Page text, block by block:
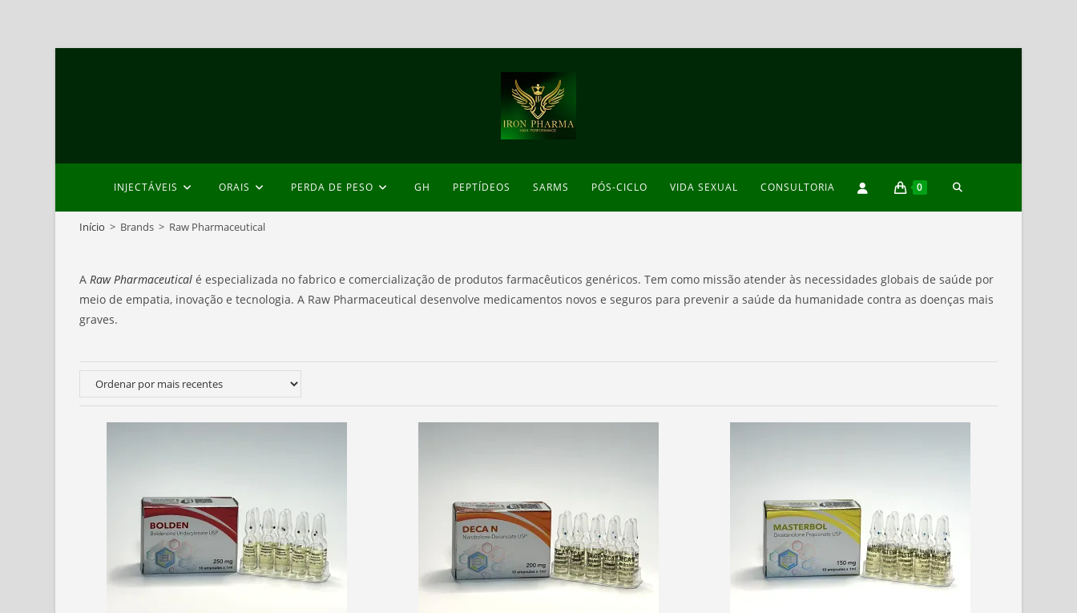
INJECTÁVEIS ORAIS PERDA DE PESO GH PEPTÍDEOS SARMS PÓS-CICLO VIDA SEXUAL CONSULTORIA 0 TOGGLE
SEARCH
Início > Brands > Raw Pharmaceutical
A Raw Pharmaceutical é especializada no fabrico e comercialização de produtos farmacêuticos genéricos. Tem como missão atender às necessidades globais de saúde por
meio de empatia, inovação e tecnologia. A Raw Pharmaceutical desenvolve medicamentos novos e seguros para prevenir a saúde da humanidade contra as doenças mais
graves.